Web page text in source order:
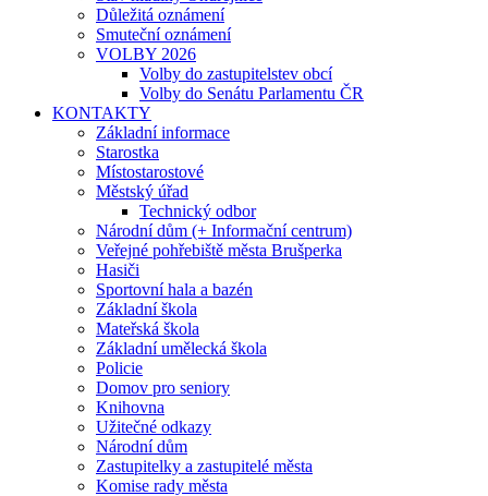
Důležitá oznámení
Smuteční oznámení
VOLBY 2026
Volby do zastupitelstev obcí
Volby do Senátu Parlamentu ČR
KONTAKTY
Základní informace
Starostka
Místostarostové
Městský úřad
Technický odbor
Národní dům (+ Informační centrum)
Veřejné pohřebiště města Brušperka
Hasiči
Sportovní hala a bazén
Základní škola
Mateřská škola
Základní umělecká škola
Policie
Domov pro seniory
Knihovna
Užitečné odkazy
Národní dům
Zastupitelky a zastupitelé města
Komise rady města